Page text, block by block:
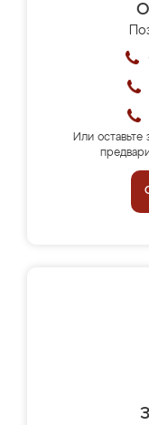
Или оставьте